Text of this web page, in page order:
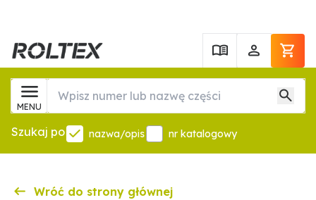
MENU
Szukaj po nazwa/opis nr katalogowy
Wróć do strony głównej